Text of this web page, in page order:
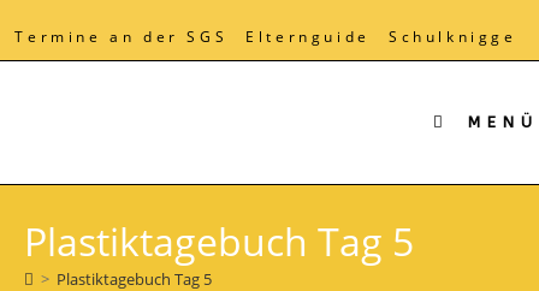
springen
Termine an der SGS Elternguide Schulknigge
MENÜ
Plastiktagebuch Tag 5
> Plastiktagebuch Tag 5